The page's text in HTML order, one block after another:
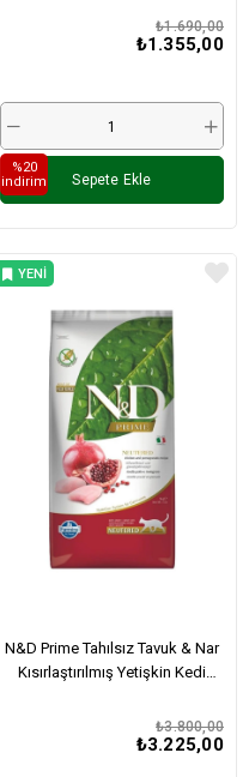
₺1.355,00
₺1.690,00
Sepete Ekle
%20
i̇ndirim
N&D Prime Tahılsız Tavuk & Nar
Kısırlaştırılmış Yetişkin Kedi
₺3.225,00
₺3.800,00
YENI